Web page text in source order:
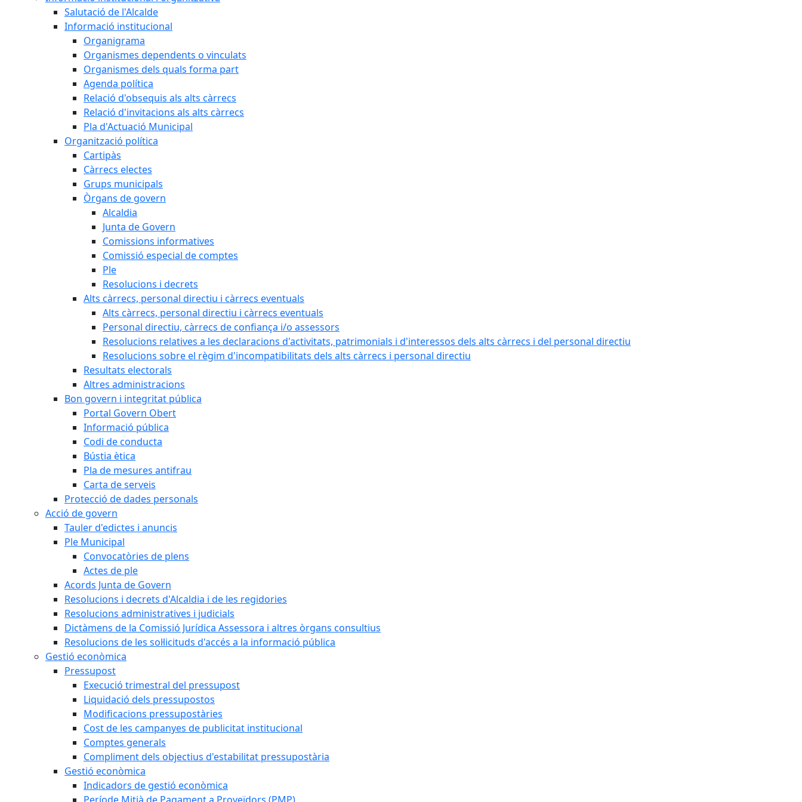
Salutació de l'Alcalde
Informació institucional
Organigrama
Organismes dependents o vinculats
Organismes dels quals forma part
Agenda política
Relació d'obsequis als alts càrrecs
Relació d'invitacions als alts càrrecs
Pla d'Actuació Municipal
Organització política
Cartipàs
Càrrecs electes
Grups municipals
Òrgans de govern
Alcaldia
Junta de Govern
Comissions informatives
Comissió especial de comptes
Ple
Resolucions i decrets
Alts càrrecs, personal directiu i càrrecs eventuals
Alts càrrecs, personal directiu i càrrecs eventuals
Personal directiu, càrrecs de confiança i/o assessors
Resolucions relatives a les declaracions d'activitats, patrimonials i d'interessos dels alts càrrecs i del personal directiu
Resolucions sobre el règim d'incompatibilitats dels alts càrrecs i personal directiu
Resultats electorals
Altres administracions
Bon govern i integritat pública
Portal Govern Obert
Informació pública
Codi de conducta
Bústia ètica
Pla de mesures antifrau
Carta de serveis
Protecció de dades personals
Acció de govern
Tauler d'edictes i anuncis
Ple Municipal
Convocatòries de plens
Actes de ple
Acords Junta de Govern
Resolucions i decrets d'Alcaldia i de les regidories
Resolucions administratives i judicials
Dictàmens de la Comissió Jurídica Assessora i altres òrgans consultius
Resolucions de les sol·licituds d'accés a la informació pública
Gestió econòmica
Pressupost
Execució trimestral del pressupost
Liquidació dels pressupostos
Modificacions pressupostàries
Cost de les campanyes de publicitat institucional
Comptes generals
Compliment dels objectius d'estabilitat pressupostària
Gestió econòmica
Indicadors de gestió econòmica